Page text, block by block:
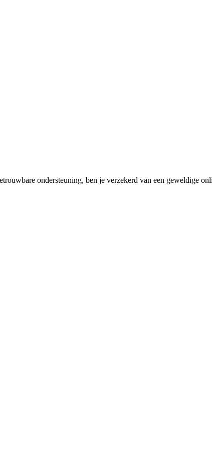
ondersteuning, ben je verzekerd van een geweldige